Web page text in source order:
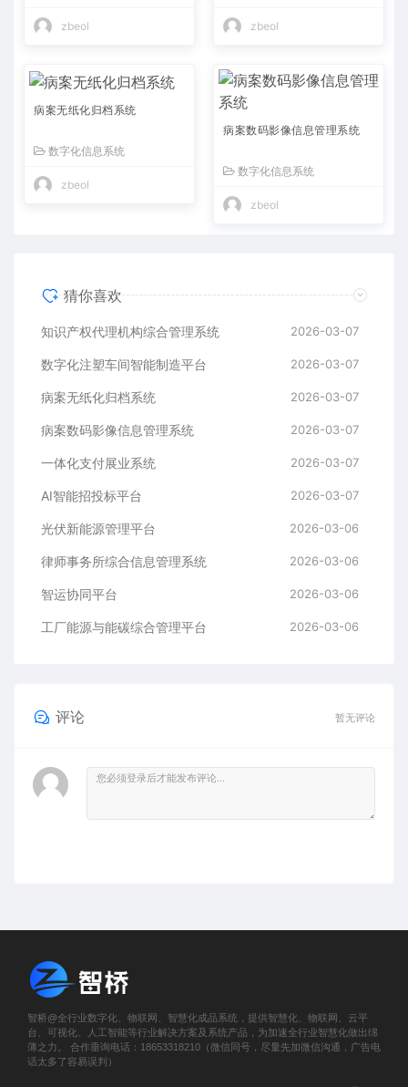
zbeol zbeol
病案无纸化归档系统
数字化信息系统
zbeol
病案数码影像信息管理系统
数字化信息系统
zbeol
猜你喜欢
知识产权代理机构综合管理系统 2026-03-07
数字化注塑车间智能制造平台 2026-03-07
病案无纸化归档系统 2026-03-07
病案数码影像信息管理系统 2026-03-07
一体化支付展业系统 2026-03-07
AI智能招投标平台 2026-03-07
光伏新能源管理平台 2026-03-06
律师事务所综合信息管理系统 2026-03-06
智运协同平台 2026-03-06
工厂能源与能碳综合管理平台 2026-03-06
评论 暂无评论
智桥@全行业数字化、物联网、智慧化成品系统，提供智慧化、物联网、云平
台、可视化、人工智能等行业解决方案及系统产品，为加速全行业智慧化做出绵
薄之力。 合作垂询电话：18653318210（微信同号，尽量先加微信沟通，广告电
话太多了容易误判）